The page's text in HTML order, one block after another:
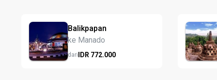
Balikpapan
ke Manado
dariIDR 772.000